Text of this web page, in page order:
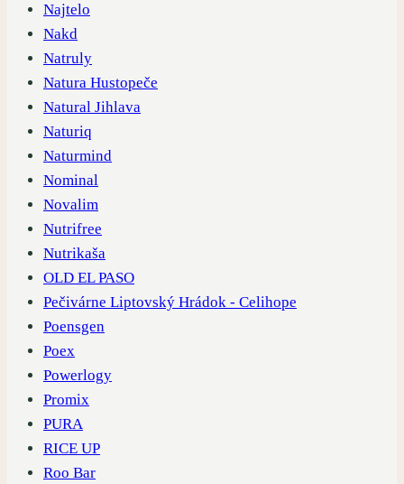
Najtelo
Nakd
Natruly
Natura Hustopeče
Natural Jihlava
Naturiq
Naturmind
Nominal
Novalim
Nutrifree
Nutrikaša
OLD EL PASO
Pečivárne Liptovský Hrádok - Celihope
Poensgen
Poex
Powerlogy
Promix
PURA
RICE UP
Roo Bar